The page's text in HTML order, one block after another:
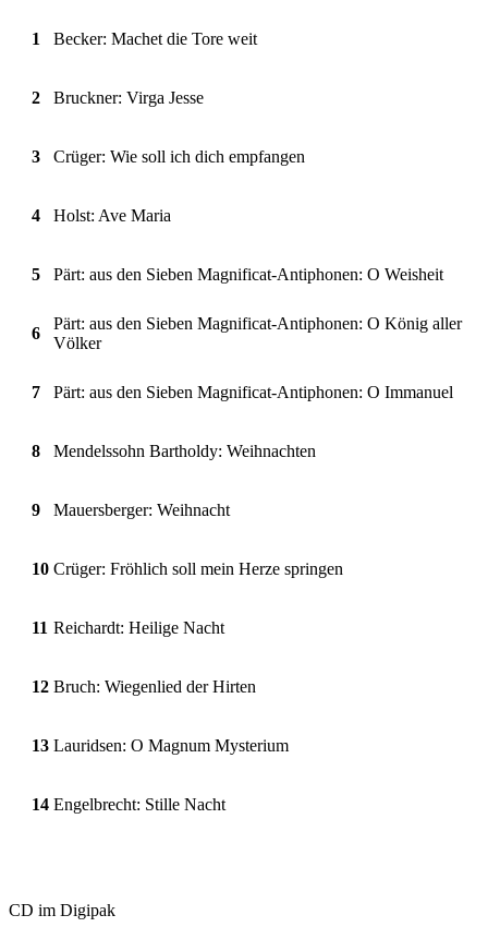
1 Becker: Machet die Tore weit
2 Bruckner: Virga Jesse
3 Crüger: Wie soll ich dich empfangen
4 Holst: Ave Maria
5 Pärt: aus den Sieben Magnificat-Antiphonen: O Weisheit
6
Pärt: aus den Sieben Magnificat-Antiphonen: O König aller
Völker
7 Pärt: aus den Sieben Magnificat-Antiphonen: O Immanuel
8 Mendelssohn Bartholdy: Weihnachten
9 Mauersberger: Weihnacht
10 Crüger: Fröhlich soll mein Herze springen
11 Reichardt: Heilige Nacht
12 Bruch: Wiegenlied der Hirten
13 Lauridsen: O Magnum Mysterium
14 Engelbrecht: Stille Nacht
CD im Digipak